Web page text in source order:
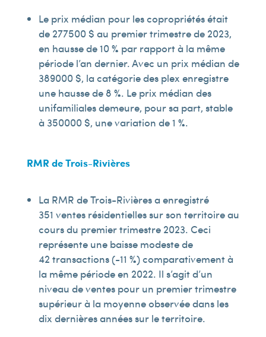
Le prix médian pour les copropriétés était
de 277 500 $ au premier trimestre de 2023,
en hausse de 10 % par rapport à la même
période l’an dernier. Avec un prix médian de
389 000 $, la catégorie des plex enregistre
une hausse de 8 %. Le prix médian des
unifamiliales demeure, pour sa part, stable
à 350 000 $, une variation de 1 %.
RMR de Trois-Rivières
La RMR de Trois-Rivières a enregistré
351 ventes résidentielles sur son territoire au
cours du premier trimestre 2023. Ceci
représente une baisse modeste de
42 transactions (-11 %) comparativement à
la même période en 2022. Il s’agit d’un
niveau de ventes pour un premier trimestre
supérieur à la moyenne observée dans les
dix dernières années sur le territoire.